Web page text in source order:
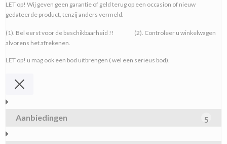
LET op! Wij geven geen garantie of geld terug op een occasion of nieuw
gedateerde product, tenzij anders vermeld.
(1). Bel eerst voor de beschikbaarheid !! (2). Controleer u winkelwagen
alvorens het afrekenen.
LET op! u mag ook een bod uitbrengen ( wel een serieus bod).
Aanbiedingen 5